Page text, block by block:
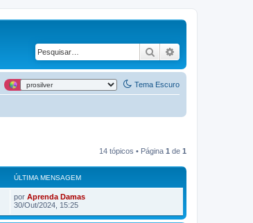
Pesquisar
Tema Escuro
14 tópicos • Página 1 de 1
ÚLTIMA MENSAGEM
por Aprenda Damas
30/Out/2024, 15:25